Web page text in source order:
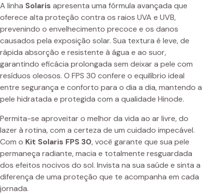
A linha Solaris apresenta uma fórmula avançada que
oferece alta proteção contra os raios UVA e UVB,
prevenindo o envelhecimento precoce e os danos
causados pela exposição solar. Sua textura é leve, de
rápida absorção e resistente à água e ao suor,
garantindo eficácia prolongada sem deixar a pele com
resíduos oleosos. O FPS 30 confere o equilíbrio ideal
entre segurança e conforto para o dia a dia, mantendo a
pele hidratada e protegida com a qualidade Hinode.
Permita-se aproveitar o melhor da vida ao ar livre, do
lazer à rotina, com a certeza de um cuidado impecável.
Com o Kit Solaris FPS 30, você garante que sua pele
permaneça radiante, macia e totalmente resguardada
dos efeitos nocivos do sol. Invista na sua saúde e sinta a
diferença de uma proteção que te acompanha em cada
jornada.